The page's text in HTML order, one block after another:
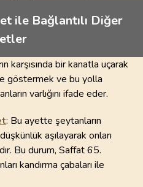
ile Bağlantılı Diğer
karşısında bir kanatla uçarak
göstermek ve bu yolla
varlığını ifade eder.
: Bu ayette şeytanların
aşılayarak onları
Bu durum, Saffat 65.
kandırma çabaları ile